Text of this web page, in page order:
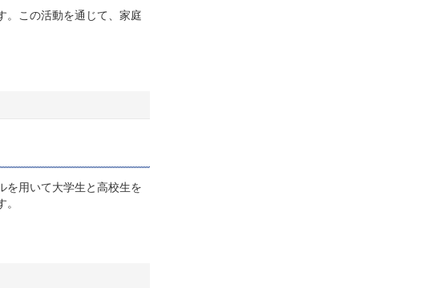
。この活動を通じて、家庭
を用いて大学生と高校生を